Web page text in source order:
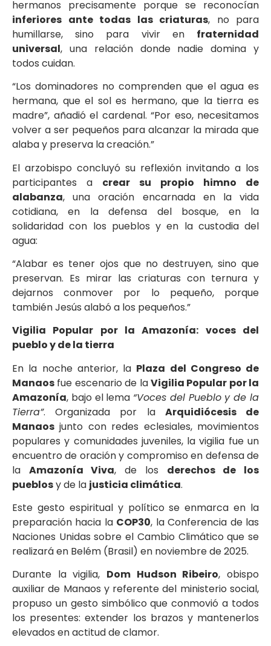
hermanos precisamente porque se reconocían
inferiores ante todas las criaturas, no para
humillarse, sino para vivir en fraternidad
universal, una relación donde nadie domina y
todos cuidan.
“Los dominadores no comprenden que el agua es
hermana, que el sol es hermano, que la tierra es
madre”, añadió el cardenal. “Por eso, necesitamos
volver a ser pequeños para alcanzar la mirada que
alaba y preserva la creación.”
El arzobispo concluyó su reflexión invitando a los
participantes a crear su propio himno de
alabanza, una oración encarnada en la vida
cotidiana, en la defensa del bosque, en la
solidaridad con los pueblos y en la custodia del
agua:
“Alabar es tener ojos que no destruyen, sino que
preservan. Es mirar las criaturas con ternura y
dejarnos conmover por lo pequeño, porque
también Jesús alabó a los pequeños.”
Vigilia Popular por la Amazonía: voces del
pueblo y de la tierra
En la noche anterior, la Plaza del Congreso de
Manaos fue escenario de laVigilia Popular por la
Amazonía, bajo el lema “Voces del Pueblo y de la
Tierra”. Organizada por la Arquidiócesis de
Manaos junto con redes eclesiales, movimientos
populares y comunidades juveniles, la vigilia fue un
encuentro de oración y compromiso en defensa de
la Amazonía Viva, de los derechos de los
pueblosy de la justicia climática.
Este gesto espiritual y político se enmarca en la
preparación hacia la COP30, la Conferencia de las
Naciones Unidas sobre el Cambio Climático que se
realizará en Belém (Brasil) en noviembre de 2025.
Durante la vigilia, Dom Hudson Ribeiro, obispo
auxiliar de Manaos y referente del ministerio social,
propuso un gesto simbólico que conmovió a todos
los presentes: extender los brazos y mantenerlos
elevados en actitud de clamor.